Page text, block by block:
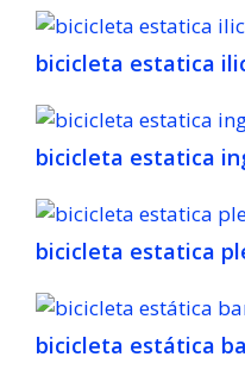
bicicleta estatica
bicicleta estatica
bicicleta estatica
bicicleta estática